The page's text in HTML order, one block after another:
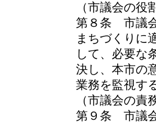
（市議会の役
第８条 市議
まちづくりに
して、必要な
決し、本市の
業務を監視す
（市議会の責
第９条 市議